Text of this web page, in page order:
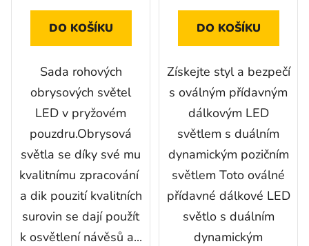
z
5
DO KOŠÍKU
Sada rohových
obrysových světel
LED v pryžovém
pouzdru.Obrysová
světla se díky své mu
kvalitnímu zpracování
a dik pouzití kvalitních
surovin se dají použít
k osvětlení návěsů a...
DO KOŠÍKU
Získejte styl a bezpečí
s oválným přídavným
dálkovým LED
světlem s duálním
dynamickým pozičním
světlem Toto oválné
přídavné dálkové LED
světlo s duálním
dynamickým